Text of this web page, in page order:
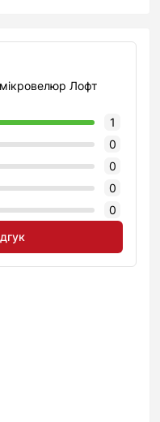
Лофт
1
0
0
0
0